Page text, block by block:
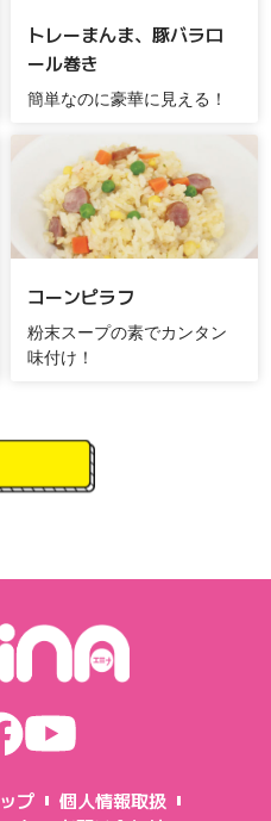
トレーまんま、豚バラロ
ール巻き
簡単なのに豪華に見える！
コーンピラフ
粉末スープの素でカンタン
味付け！
プ
個人情報取扱